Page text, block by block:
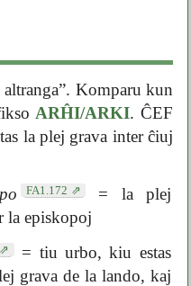
Komparu kun
ARĤI/ARKI. ĈEF
la plej grava inter ĉiuj
FA1.172
= la plej
la episkopoj
= tiu urbo, kiu estas
grava de la lando, kaj